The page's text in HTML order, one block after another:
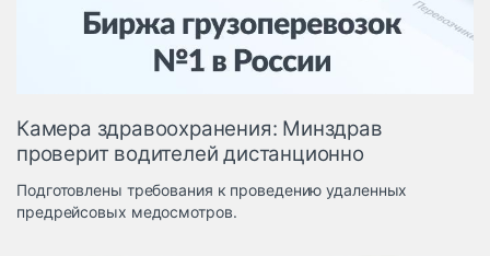
Негабаритные и
опасные грузы
Безопасность и
Таможня и ВЭД
грузовые
терминалы
Камера здравоохранения: Минздрав
проверит водителей дистанционно
Подготовлены требования к проведению удаленных
предрейсовых медосмотров.